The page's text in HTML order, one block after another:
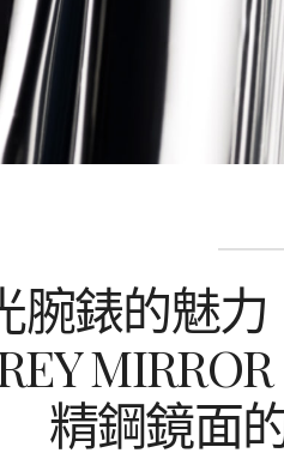
腕錶的魅力
精鋼鏡面